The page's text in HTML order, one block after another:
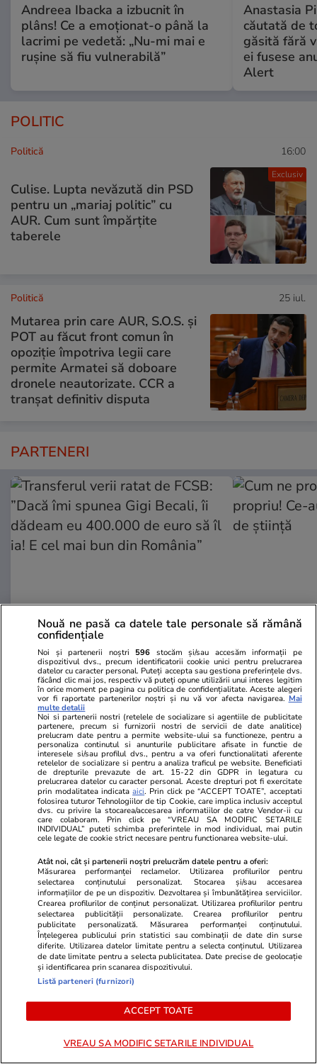
Andreea Ibacka a izbucnit în
plâns! Ce a emoționat-o până la
lacrimi pe vedetă: „Nu-mi mai e
rușine să fiu vulnerabilă”
Anastasia
căutată de
găsită fără
ei fusese
Alert
POLITIC
Exclusiv
Politică 16:00
Culise. Lupta nevăzută din PSD
pentru un „mariaj politic” cu
AUR. Cum sunt împărțite
taberele
Politică 25 iul.
Mutarea prin care AUR, S.O.S. și
POT au făcut front comun în
opoziție împotriva legii care
permite Armatei să doboare
dronele neautorizate. CCR a
tranșat definitiv disputa
PARTENERI
Fanatik.ro
Transferul verii ratat de FCSB:
”Dacă îmi spunea Gigi Becali, îi
dădeam eu 400.000 de euro să îl
ia! E cel mai bun din România”
Cum ne
propriu! Ce-
de știință
ULTIMELE ȘTIRI
Lifestyle 20:29
Povestea incredibilă a unui marinar care a
plutit o lună în derivă în Pacific: „Am plâns o
săptămână”. Ce a mâncat ca să
supraviețuiască
Știri România 20:24
Anca Alexandrescu, înlocuită temporar în grila
Realitatea Plus de fiica patronului, Ana-Maria
Păcuraru
Vladimir Putin ia în calcul să impună legea
Nouă ne pasă ca datele tale personale să rămână
confidențiale
Noi și partenerii noștri 596 stocăm și/sau accesăm informații pe
dispozitivul dvs., precum identificatorii cookie unici pentru prelucrarea
datelor cu caracter personal. Puteți accepta sau gestiona preferințele dvs.
făcând clic mai jos, respectiv vă puteți opune utilizării unui interes legitim
în orice moment pe pagina cu politica de confidențialitate. Aceste alegeri
vor fi raportate partenerilor noștri și nu vă vor afecta navigarea. Mai
multe detalii
Noi si partenerii nostri (retelele de socializare si agentiile de publicitate
partenere, precum si furnizorii nostri de servicii de date analitice)
prelucram date pentru a permite website-ului sa functioneze, pentru a
personaliza continutul si anunturile publicitare afisate in functie de
interesele si/sau profilul dvs., pentru a va oferi functionalitati aferente
retelelor de socializare si pentru a analiza traficul pe website. Beneficiati
de drepturile prevazute de art. 15-22 din GDPR in legatura cu
prelucrarea datelor cu caracter personal. Aceste drepturi pot fi exercitate
prin modalitatea indicataaici. Prin click pe “ACCEPT TOATE”, acceptati
folosirea tuturor Tehnologiilor de tip Cookie, care implica inclusiv acceptul
dvs. cu privire la stocarea/accesarea informatiilor de catre Vendor-ii cu
care colaboram. Prin click pe “VREAU SA MODIFIC SETARILE
INDIVIDUAL” puteti schimba preferintele in mod individual, mai putin
cele legate de cookie strict necesare pentru functionarea website-ului.
Atât noi, cât și partenerii noștri prelucrăm datele pentru a oferi:
Măsurarea performanței reclamelor. Utilizarea profilurilor pentru
selectarea conținutului personalizat. Stocarea și/sau accesarea
informațiilor de pe un dispozitiv. Dezvoltarea și îmbunătățirea serviciilor.
Crearea profilurilor de conținut personalizat. Utilizarea profilurilor pentru
selectarea publicității personalizate. Crearea profilurilor pentru
publicitate personalizată. Măsurarea performanței conținutului.
Înțelegerea publicului prin statistici sau combinații de date din surse
diferite. Utilizarea datelor limitate pentru a selecta conținutul. Utilizarea
de date limitate pentru a selecta publicitatea. Date precise de geolocație
și identificarea prin scanarea dispozitivului.
Listă parteneri (furnizori)
ACCEPT TOATE
VREAU SA MODIFIC SETARILE INDIVIDUAL